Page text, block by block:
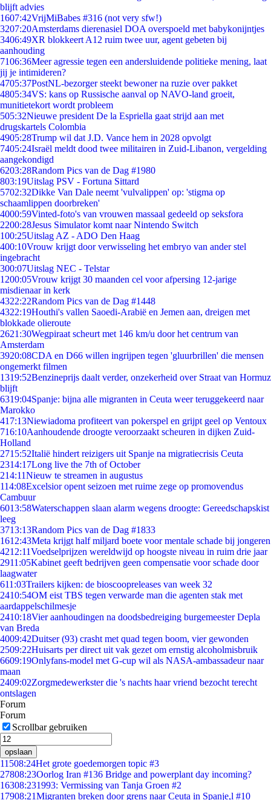
blijft advies
1607:42VrijMiBabes #316 (not very sfw!)
3207:20Amsterdams dierenasiel DOA overspoeld met babykonijntjes
3406:49XR blokkeert A12 ruim twee uur, agent gebeten bij
aanhouding
7106:36Meer agressie tegen een andersluidende politieke mening, laat
jij je intimideren?
4705:37PostNL-bezorger steekt bewoner na ruzie over pakket
4805:34VS: kans op Russische aanval op NAVO-land groeit,
munitietekort wordt probleem
505:32Nieuwe president De la Espriella gaat strijd aan met
drugskartels Colombia
4905:28Trump wil dat J.D. Vance hem in 2028 opvolgt
7405:24Israël meldt dood twee militairen in Zuid-Libanon, vergelding
aangekondigd
6203:28Random Pics van de Dag #1980
803:19Uitslag PSV - Fortuna Sittard
5702:32Dikke Van Dale neemt 'vulvalippen' op: 'stigma op
schaamlippen doorbreken'
4000:59Vinted-foto's van vrouwen massaal gedeeld op seksfora
2200:28Jesus Simulator komt naar Nintendo Switch
100:25Uitslag AZ - ADO Den Haag
400:10Vrouw krijgt door verwisseling het embryo van ander stel
ingebracht
300:07Uitslag NEC - Telstar
1200:05Vrouw krijgt 30 maanden cel voor afpersing 12-jarige
misdienaar in kerk
4322:22Random Pics van de Dag #1448
4322:19Houthi's vallen Saoedi-Arabië en Jemen aan, dreigen met
blokkade olieroute
2621:30Wegpiraat scheurt met 146 km/u door het centrum van
Amsterdam
3920:08CDA en D66 willen ingrijpen tegen 'gluurbrillen' die mensen
ongemerkt filmen
1319:52Benzineprijs daalt verder, onzekerheid over Straat van Hormuz
blijft
6319:04Spanje: bijna alle migranten in Ceuta weer teruggekeerd naar
Marokko
417:13Niewiadoma profiteert van pokerspel en grijpt geel op Ventoux
716:10Aanhoudende droogte veroorzaakt scheuren in dijken Zuid-
Holland
2715:52Italië hindert reizigers uit Spanje na migratiecrisis Ceuta
2314:17Long live the 7th of October
214:11Nieuw te streamen in augustus
114:08Excelsior opent seizoen met ruime zege op promovendus
Cambuur
6013:58Waterschappen slaan alarm wegens droogte: Gereedschapskist
leeg
3713:13Random Pics van de Dag #1833
1612:43Meta krijgt half miljard boete voor mentale schade bij jongeren
4212:11Voedselprijzen wereldwijd op hoogste niveau in ruim drie jaar
2911:05Kabinet geeft bedrijven geen compensatie voor schade door
laagwater
611:03Trailers kijken: de bioscoopreleases van week 32
2410:54OM eist TBS tegen verwarde man die agenten stak met
aardappelschilmesje
2410:18Vier aanhoudingen na doodsbedreiging burgemeester Depla
van Breda
4009:42Duitser (93) crasht met quad tegen boom, vier gewonden
2509:22Huisarts per direct uit vak gezet om ernstig alcoholmisbruik
6609:19Onlyfans-model met G-cup wil als NASA-ambassadeur naar
maan
2409:02Zorgmedewerkster die 's nachts haar vriend bezocht terecht
ontslagen
Forum
Forum
Scrollbar gebruiken
opslaan
11508:24Het grote goedemorgen topic #3
27808:23Oorlog Iran #136 Bridge and powerplant day incoming?
16308:231993: Vermissing van Tanja Groen #2
17908:21Migranten breken door grens naar Ceuta in Spanje,l #10